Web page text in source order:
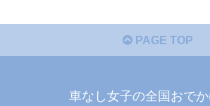
PAGE TOP
車なし女子の全国おで